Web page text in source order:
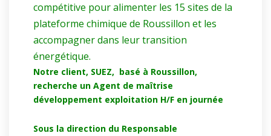
compétitive pour alimenter les 15 sites de la
plateforme chimique de Roussillon et les
accompagner dans leur transition
énergétique.
Notre client, SUEZ, basé à Roussillon,
recherche un Agent de maîtrise
développement exploitation H/F en journée
Sous la direction du Responsable